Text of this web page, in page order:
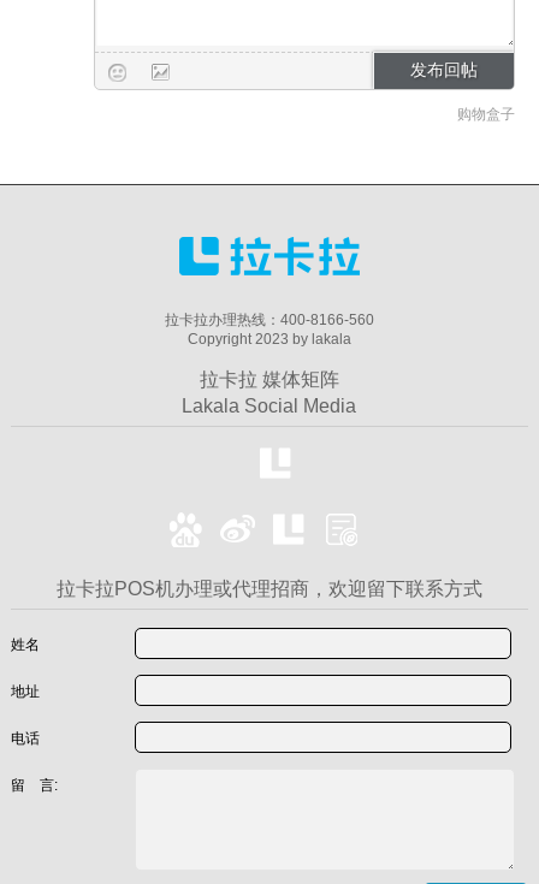
购物盒子
拉卡拉办理热线：400-8166-560
Copyright 2023 by lakala
拉卡拉 媒体矩阵
Lakala Social Media
拉卡拉POS机办理或代理招商，欢迎留下联系方式
姓名
地址
电话
留 言: